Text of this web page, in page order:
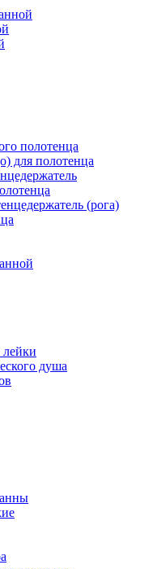
полотенца
для полотенца
(рога)
душа